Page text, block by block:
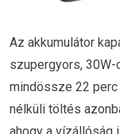
Az akkumulátor
szupergyors,
mindössze 22
nélküli töltés